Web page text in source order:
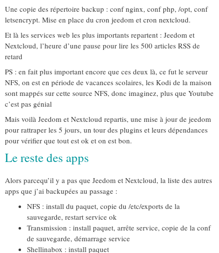
Une copie des répertoire backup : conf nginx, conf php, /opt, conf
letsencrypt. Mise en place du cron jeedom et cron nextcloud.
Et là les services web les plus importants repartent : Jeedom et
Nextcloud, l’heure d’une pause pour lire les 500 articles RSS de
retard
PS : en fait plus important encore que ces deux là, ce fut le serveur
NFS, on est en période de vacances scolaires, les Kodi de la maison
sont mappés sur cette source NFS, donc imaginez, plus que Youtube
c’est pas génial
Mais voilà Jeedom et Nextcloud repartis, une mise à jour de jeedom
pour rattraper les 5 jours, un tour des plugins et leurs dépendances
pour vérifier que tout est ok et on est bon.
Le reste des apps
Alors parcequ’il y a pas que Jeedom et Nextcloud, la liste des autres
apps que j’ai backupées au passage :
NFS : install du paquet, copie du /etc/exports de la
sauvegarde, restart service ok
Transmission : install paquet, arrête service, copie de la conf
de sauvegarde, démarrage service
Shellinabox : install paquet